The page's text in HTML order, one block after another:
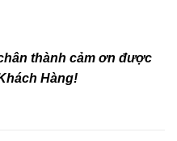
thành cảm ơn được
Hàng!